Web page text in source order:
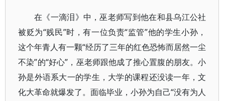
在《一滴泪》中，巫老师写到他在和县乌江公社
被贬为“贱民”时，有一位负责“监管”他的学生小孙，
这个年青人有一颗“经历了三年的红色恐怖而居然一尘
不染”的“好心”，巫老师跟他成了推心置腹的朋友。小
孙是外语系大一的学生，大学的课程还没读一年，文
化大革命就爆发了。面临毕业，小孙为自己“没有为人